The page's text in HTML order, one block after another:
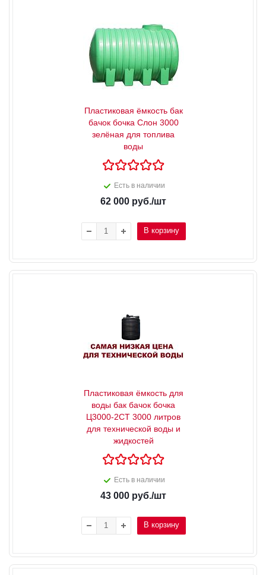
Пластиковая ёмкость бак
бачок бочка Слон 3000
зелёная для топлива
воды
Есть в наличии
62 000 руб./шт
В корзину
Пластиковая ёмкость для
воды бак бачок бочка
Ц3000-2СТ 3000 литров
для технической воды и
жидкостей
Есть в наличии
43 000 руб./шт
В корзину